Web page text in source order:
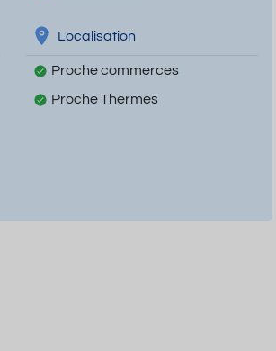
Localisation
Proche commerces
Proche Thermes